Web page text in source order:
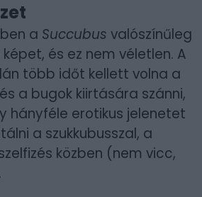
a Succubus valószínűleg
és ez nem véletlen. A
több időt kellett volna a
a bugok kiirtására szánni,
hányféle erotikus jelenetet
a szukkubusszal, a
közben (nem vicc,